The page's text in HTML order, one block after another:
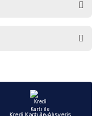
kullanarak tarafımıza
yapın!
Kredi Kartı ile Alışveriş